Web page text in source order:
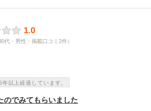
1.0
代・男性・掲載口コミ2件）
以上経過しています。
のでみてもらいました